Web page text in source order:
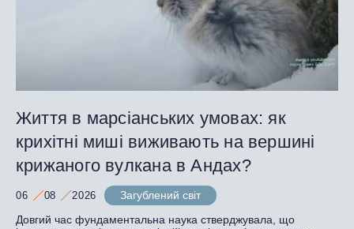
Життя в марсіанських умовах: як
крихітні миші виживають на вершині
крижаного вулкана в Андах?
06 08 2026
Загублений світ
Довгий час фундаментальна наука стверджувала, що